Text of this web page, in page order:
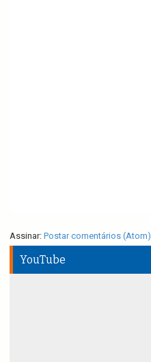
Assinar: Postar comentários (Atom)
YouTube